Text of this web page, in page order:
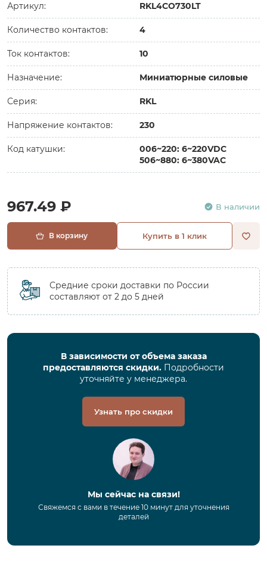
Артикул: RKL4CO730LT
Количество контактов: 4
Ток контактов: 10
Назначение: Миниатюрные силовые
Серия: RKL
Напряжение контактов: 230
Код катушки:
006~220: 6~220VDC
506~880: 6~380VAC
967.49 ₽ В наличии
В корзину Купить в 1 клик
Средние сроки доставки по России
составляют от 2 до 5 дней
В зависимости от объема заказа
предоставляются скидки. Подробности
уточняйте у менеджера.
Узнать про скидки
Мы сейчас на связи!
Свяжемся с вами в течение 10 минут для уточнения
деталей